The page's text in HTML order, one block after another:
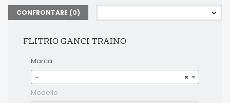
CONFRONTARE (0)
FLITRIO GANCI TRAINO
Marca
×
-
Modello